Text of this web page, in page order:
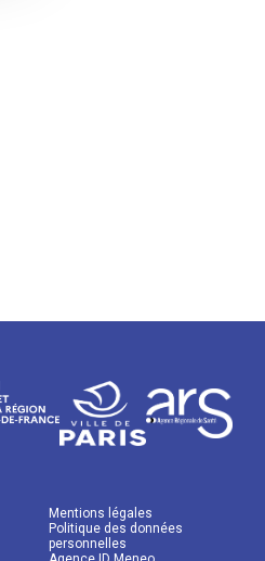
Mentions légales
Politique des données
personnelles